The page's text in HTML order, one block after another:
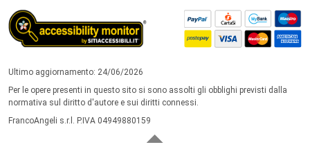
Ultimo aggiornamento: 24/06/2026
Per le opere presenti in questo sito si sono assolti gli obblighi previsti dalla
normativa sul diritto d'autore e sui diritti connessi.
FrancoAngeli s.r.l. P.IVA 04949880159